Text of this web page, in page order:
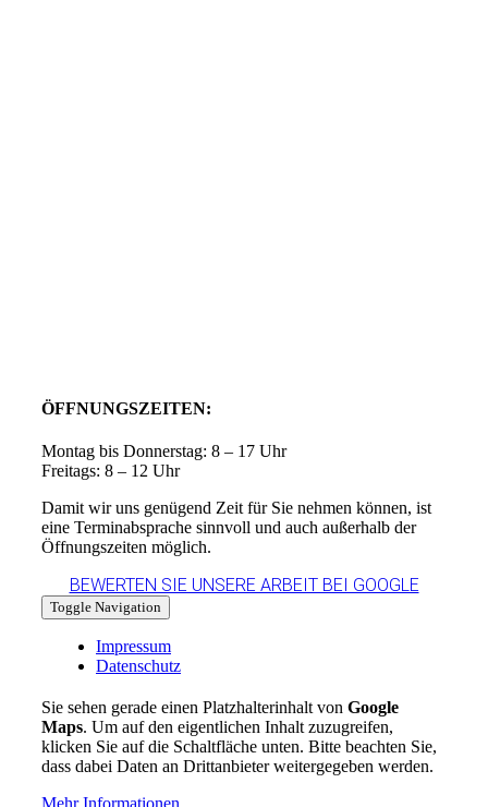
ÖFFNUNGSZEITEN:
Montag bis Donnerstag: 8 – 17 Uhr
Freitags: 8 – 12 Uhr
Damit wir uns genügend Zeit für Sie nehmen können, ist
eine Terminabsprache sinnvoll und auch außerhalb der
Öffnungszeiten möglich.
BEWERTEN SIE UNSERE ARBEIT BEI GOOGLE
Toggle Navigation
Impressum
Datenschutz
Sie sehen gerade einen Platzhalterinhalt von Google
Maps. Um auf den eigentlichen Inhalt zuzugreifen,
klicken Sie auf die Schaltfläche unten. Bitte beachten Sie,
dass dabei Daten an Drittanbieter weitergegeben werden.